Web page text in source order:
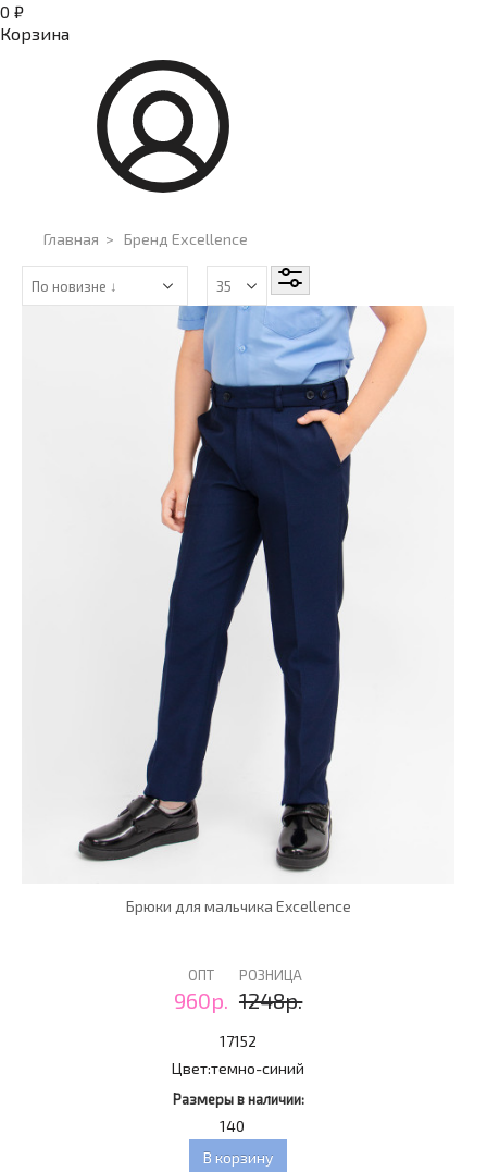
0 ₽
Корзина
Главная > Бренд Excellence
Брюки для мальчика Excellence
ОПТ
960р.
РОЗНИЦА
1248р.
17152
Цвет:темно-синий
Размеры в наличии:
140
В корзину